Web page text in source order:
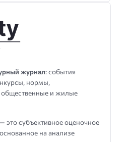
журнал: события
нормы,
общественные и жилые
— это субъективное оценочное
на анализе